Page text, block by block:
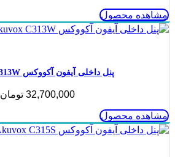
مشاهده محصول
پنل داخلی آیفون آکووکس Akuvox C313W
32,700,000 تومان
مشاهده محصول